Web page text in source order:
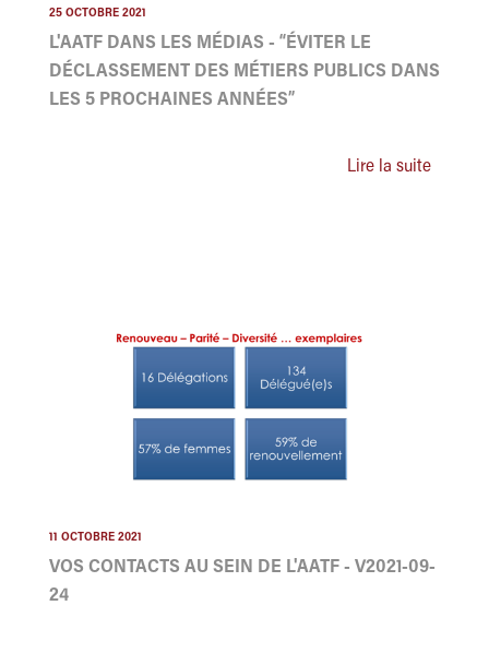
25 OCTOBRE 2021
L'AATF DANS LES MÉDIAS - “ÉVITER LE
DÉCLASSEMENT DES MÉTIERS PUBLICS DANS
LES 5 PROCHAINES ANNÉES”
Lire la suite
11 OCTOBRE 2021
VOS CONTACTS AU SEIN DE L'AATF - V2021-09-
24